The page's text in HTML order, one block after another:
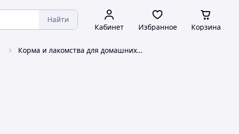
Найти
Кабинет Избранное Корзина
Корма и лакомства для домашних животных и птиц Trixie